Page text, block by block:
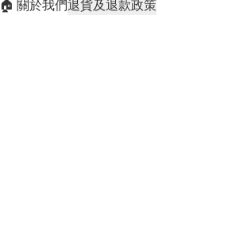
🏠 關於我們退貨及退款政策